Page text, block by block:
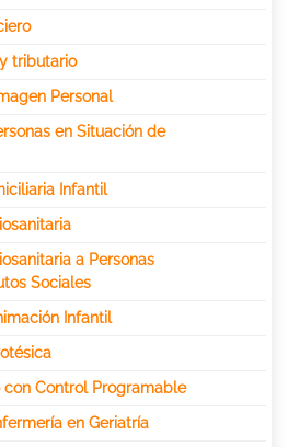
tributario
Personal
en Situación de
Infantil
a Personas
Sociales
Infantil
Control Programable
en Geriatría